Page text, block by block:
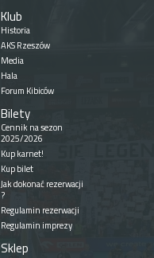
Klub
Historia
AKS Rzeszów
Media
Hala
Forum Kibiców
Bilety
Cennik na sezon
2025/2026
Kup karnet!
Kup bilet
Jak dokonać rezerwacji
?
Regulamin rezerwacji
Regulamin imprezy
Sklep